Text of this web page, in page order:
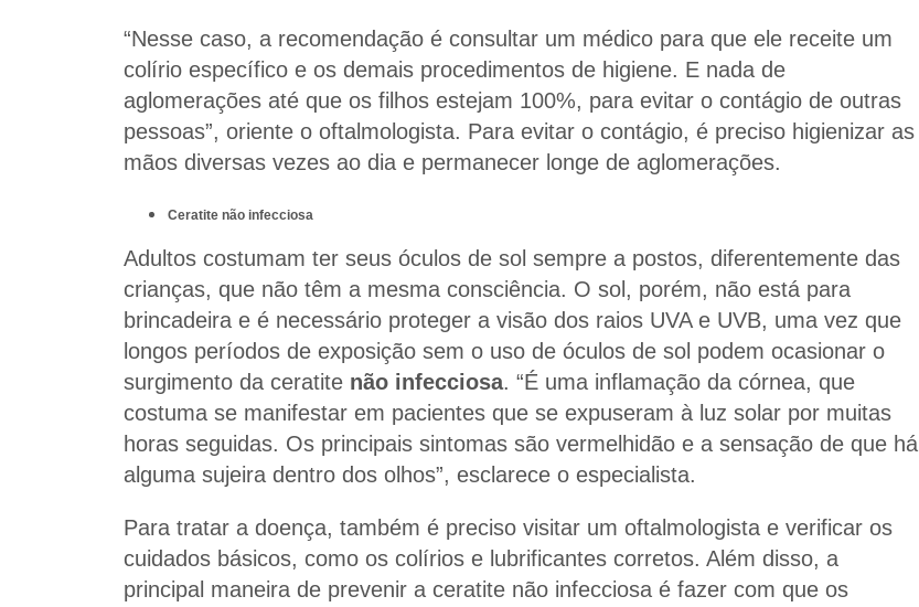
“Nesse caso, a recomendação é consultar um médico para que ele receite um
colírio específico e os demais procedimentos de higiene. E nada de
aglomerações até que os filhos estejam 100%, para evitar o contágio de outras
pessoas”, oriente o oftalmologista. Para evitar o contágio, é preciso higienizar as
mãos diversas vezes ao dia e permanecer longe de aglomerações.
Ceratite não infecciosa
Adultos costumam ter seus óculos de sol sempre a postos, diferentemente das
crianças, que não têm a mesma consciência. O sol, porém, não está para
brincadeira e é necessário proteger a visão dos raios UVA e UVB, uma vez que
longos períodos de exposição sem o uso de óculos de sol podem ocasionar o
surgimento da ceratite não infecciosa. “É uma inflamação da córnea, que
costuma se manifestar em pacientes que se expuseram à luz solar por muitas
horas seguidas. Os principais sintomas são vermelhidão e a sensação de que há
alguma sujeira dentro dos olhos”, esclarece o especialista.
Para tratar a doença, também é preciso visitar um oftalmologista e verificar os
cuidados básicos, como os colírios e lubrificantes corretos. Além disso, a
principal maneira de prevenir a ceratite não infecciosa é fazer com que os